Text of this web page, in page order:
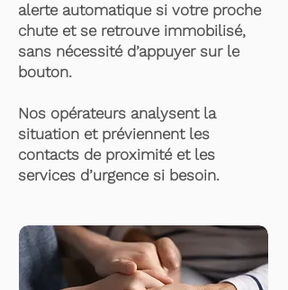
alerte automatique si votre proche
chute et se retrouve immobilisé,
sans nécessité d’appuyer sur le
bouton.
Nos opérateurs analysent la
situation et préviennent les
contacts de proximité et les
services d’urgence si besoin.